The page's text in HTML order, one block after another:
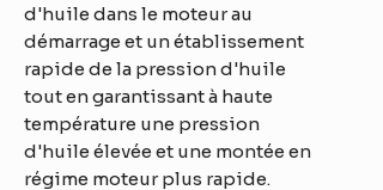
d'huile dans le moteur au
démarrage et un établissement
rapide de la pression d'huile
tout en garantissant à haute
température une pression
d'huile élevée et une montée en
régime moteur plus rapide.